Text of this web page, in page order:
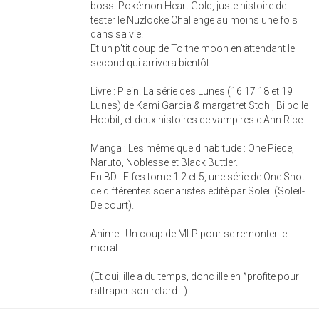
boss. Pokémon Heart Gold, juste histoire de
tester le Nuzlocke Challenge au moins une fois
dans sa vie.
Et un p'tit coup de To the moon en attendant le
second qui arrivera bientôt.
Livre : Plein. La série des Lunes (16 17 18 et 19
Lunes) de Kami Garcia & margatret Stohl, Bilbo le
Hobbit, et deux histoires de vampires d'Ann Rice.
Manga : Les même que d'habitude : One Piece,
Naruto, Noblesse et Black Buttler.
En BD : Elfes tome 1 2 et 5, une série de One Shot
de différentes scenaristes édité par Soleil (Soleil-
Delcourt).
Anime : Un coup de MLP pour se remonter le
moral.
(Et oui, ille a du temps, donc ille en ^profite pour
rattraper son retard...)